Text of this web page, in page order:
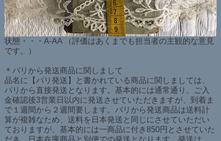
状態・・・A-AA （評価はあくまでも担当者の主観的な意見
です。）
＊パリから発送商品に関しまして
品名に【パリ発送】と書かれている商品に関しましては、
パリから直接発送となります。基本的には通常通り、ご入
金確認後3営業日以内に発送させていただきますが、到着ま
で１週間から２週間要します。パリから発送商品は送料計
算が複雑なため、送料を日本発送と同じにさせていただい
ておりますが、基本的には一商品に付き850円とさせていた
だき、日本在庫商品と別便での発送となります。発送は、